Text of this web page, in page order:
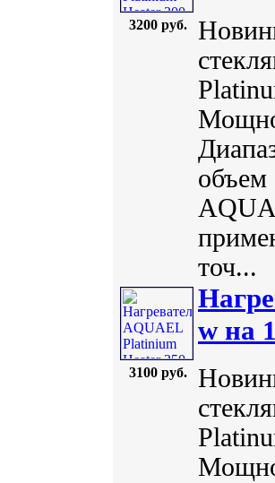
3200 руб.
объем
точ...
3100 руб.
w на